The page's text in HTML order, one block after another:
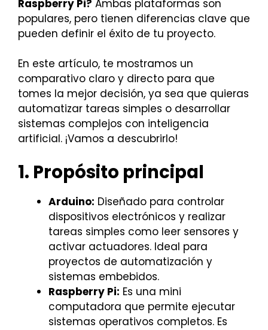
Raspberry Pi? Ambas plataformas son
populares, pero tienen diferencias clave que
pueden definir el éxito de tu proyecto.
En este artículo, te mostramos un
comparativo claro y directo para que
tomes la mejor decisión, ya sea que quieras
automatizar tareas simples o desarrollar
sistemas complejos con inteligencia
artificial. ¡Vamos a descubrirlo!
1. Propósito principal
Arduino: Diseñado para controlar
dispositivos electrónicos y realizar
tareas simples como leer sensores y
activar actuadores. Ideal para
proyectos de automatización y
sistemas embebidos.
Raspberry Pi: Es una mini
computadora que permite ejecutar
sistemas operativos completos. Es